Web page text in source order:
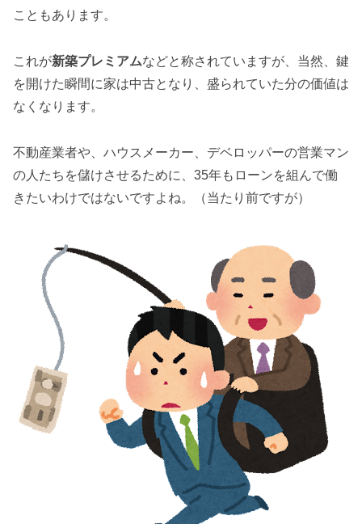
こともあります。
これが新築プレミアムなどと称されていますが、当然、鍵
を開けた瞬間に家は中古となり、盛られていた分の価値は
なくなります。
不動産業者や、ハウスメーカー、デベロッパーの営業マン
の人たちを儲けさせるために、35年もローンを組んで働
きたいわけではないですよね。（当たり前ですが）